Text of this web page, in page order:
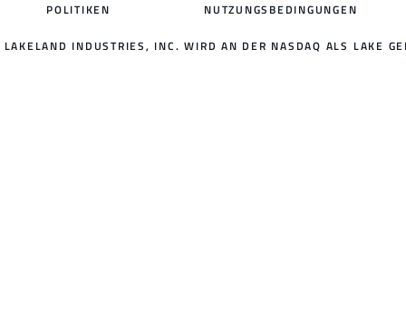
POLITIKEN NUTZUNGSBEDINGUNGEN
LAKELAND INDUSTRIES, INC. WIRD AN DER NASDAQ ALS LAKE